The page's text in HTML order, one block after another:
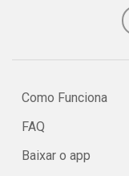
Como Funciona
FAQ
Baixar o app